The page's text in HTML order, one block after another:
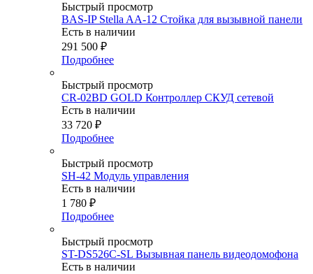
Быстрый просмотр
BAS-IP Stella AA-12 Стойка для вызывной панели
Есть в наличии
291 500 ₽
Подробнее
Быстрый просмотр
CR-02BD GOLD Контроллер СКУД сетевой
Есть в наличии
33 720 ₽
Подробнее
Быстрый просмотр
SH-42 Модуль управления
Есть в наличии
1 780 ₽
Подробнее
Быстрый просмотр
ST-DS526C-SL Вызывная панель видеодомофона
Есть в наличии